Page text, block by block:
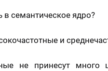
в семантическое ядро?
и
не принесут много